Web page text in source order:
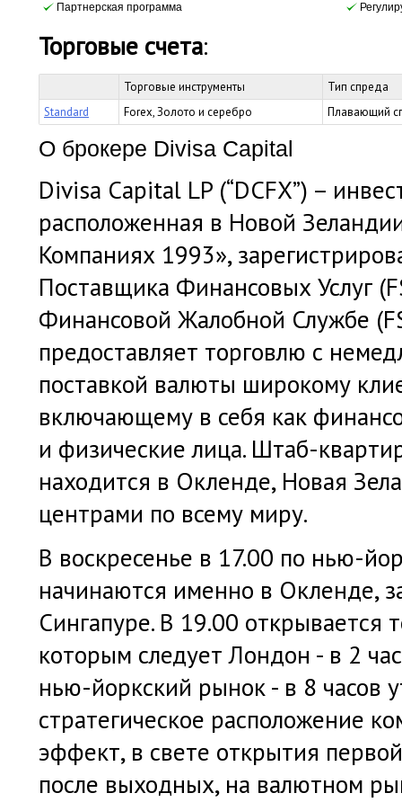
Партнерская программа
Торговые счета:
Торговые инструменты
Тип спреда
Standard
Forex, Золото и серебро Плавающий
О брокере Divisa Capital
Divisa Capital LP (“DCFX”) –
расположенная в Новой
Компаниях 1993»,
Поставщика Финансовых Услуг
Финансовой Жалобной Службе
предоставляет торговлю с
поставкой валюты широкому
включающему в себя как
и физические лица. Штаб-
находится в Окленде, Новая
центрами по всему миру.
В воскресенье в 17.00 по нью-
начинаются именно в Окленде,
Сингапуре. В 19.00 открывается
которым следует Лондон - в 2
нью-йоркский рынок - в 8 часов
стратегическое расположение
эффект, в свете открытия
после выходных, на валютном